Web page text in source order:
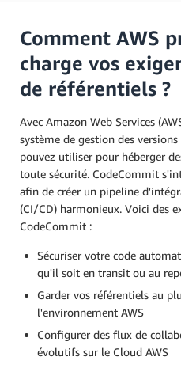
Comment AWS
charge vos
de référentiels ?
Avec Amazon Web Services
système de gestion des
pouvez utiliser pour héberger
toute sécurité. CodeCommit
afin de créer un pipeline
(CI/CD) harmonieux. Voici des
CodeCommit :
Sécuriser votre code
qu'il soit en transit ou au
Garder vos référentiels au
l'environnement AWS
Configurer des flux de
évolutifs sur le Cloud AWS